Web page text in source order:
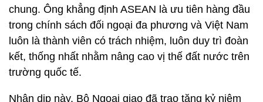
chung. Ông khẳng định ASEAN là ưu tiên hàng đầu
trong chính sách đối ngoại đa phương và Việt Nam
luôn là thành viên có trách nhiệm, luôn duy trì đoàn
kết, thống nhất nhằm nâng cao vị thế đất nước trên
trường quốc tế.
Nhân dịp này, Bộ Ngoại giao đã trao tặng kỷ niệm